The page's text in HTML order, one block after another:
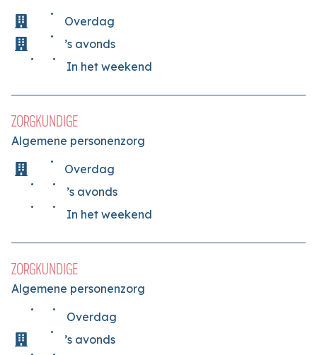
Overdag
’s avonds
In het weekend
ZORGKUNDIGE
Algemene personenzorg
Overdag
’s avonds
In het weekend
ZORGKUNDIGE
Algemene personenzorg
Overdag
’s avonds